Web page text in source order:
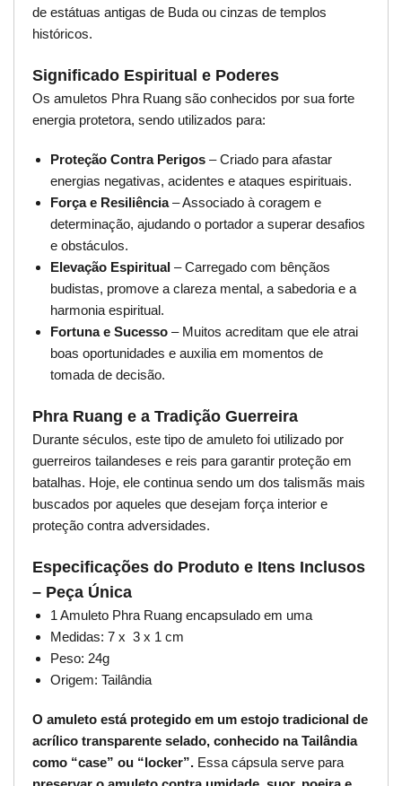
de estátuas antigas de Buda ou cinzas de templos
históricos.
Significado Espiritual e Poderes
Os amuletos Phra Ruang são conhecidos por sua forte
energia protetora, sendo utilizados para:
Proteção Contra Perigos – Criado para afastar
energias negativas, acidentes e ataques espirituais.
Força e Resiliência– Associado à coragem e
determinação, ajudando o portador a superar desafios
e obstáculos.
Elevação Espiritual – Carregado com bênçãos
budistas, promove a clareza mental, a sabedoria e a
harmonia espiritual.
Fortuna e Sucesso – Muitos acreditam que ele atrai
boas oportunidades e auxilia em momentos de
tomada de decisão.
Phra Ruang e a Tradição Guerreira
Durante séculos, este tipo de amuleto foi utilizado por
guerreiros tailandeses e reis para garantir proteção em
batalhas. Hoje, ele continua sendo um dos talismãs mais
buscados por aqueles que desejam força interior e
proteção contra adversidades.
Especificações do Produto e Itens Inclusos
– Peça Única
1 Amuleto Phra Ruang encapsulado em uma
Medidas: 7 x 3 x 1 cm
Peso: 24g
Origem: Tailândia
O amuleto está protegido em um estojo tradicional de
acrílico transparente selado, conhecido na Tailândia
como “case” ou “locker”. Essa cápsula serve para